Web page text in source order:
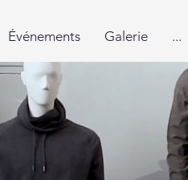
Événements Galerie ...